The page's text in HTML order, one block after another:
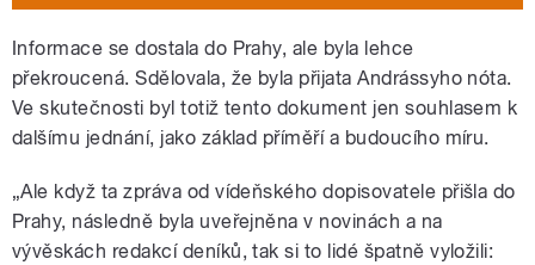
Informace se dostala do Prahy, ale byla lehce
překroucená. Sdělovala, že byla přijata Andrássyho nóta.
Ve skutečnosti byl totiž tento dokument jen souhlasem k
dalšímu jednání, jako základ příměří a budoucího míru.
„Ale když ta zpráva od vídeňského dopisovatele přišla do
Prahy, následně byla uveřejněna v novinách a na
vývěskách redakcí deníků, tak si to lidé špatně vyložili: